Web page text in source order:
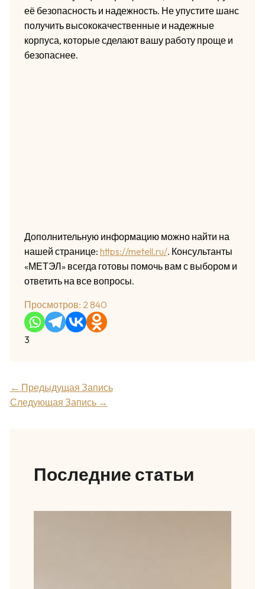
её безопасность и надежность. Не упустите шанс
получить высококачественные и надежные
корпуса, которые сделают вашу работу проще и
безопаснее.
Дополнительную информацию можно найти на
нашей странице: https://metell.ru/. Консультанты
«МЕТЭЛ» всегда готовы помочь вам с выбором и
ответить на все вопросы.
Просмотров: 2 840
3
← Предыдущая Запись
Следующая Запись →
Последние статьи